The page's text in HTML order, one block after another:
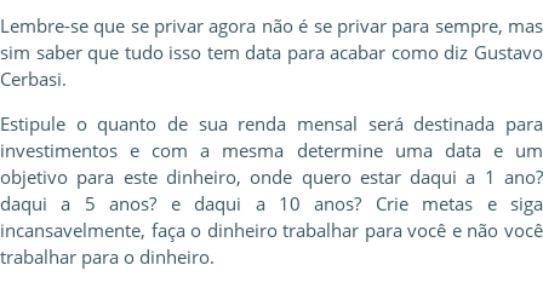
Lembre-se que se privar agora não é se privar para sempre, mas
sim saber que tudo isso tem data para acabar como diz Gustavo
Cerbasi.
Estipule o quanto de sua renda mensal será destinada para
investimentos e com a mesma determine uma data e um
objetivo para este dinheiro, onde quero estar daqui a 1 ano?
daqui a 5 anos? e daqui a 10 anos? Crie metas e siga
incansavelmente, faça o dinheiro trabalhar para você e não você
trabalhar para o dinheiro.